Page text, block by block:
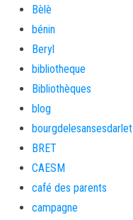
Bèlè
bénin
Beryl
bibliotheque
Bibliothèques
blog
bourgdelesansesdarlet
BRET
CAESM
café des parents
campagne